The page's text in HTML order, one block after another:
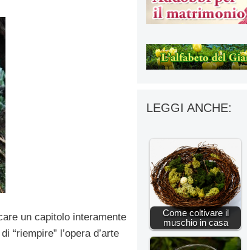
un capitolo interamente
“riempire” l’opera d’arte
LEGGI ANCHE:
Come coltivare il
muschio in casa